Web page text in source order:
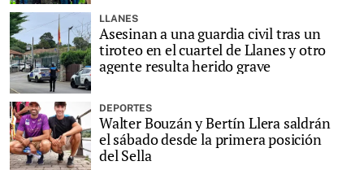
LLANES
Asesinan a una guardia civil tras un
tiroteo en el cuartel de Llanes y otro
agente resulta herido grave
DEPORTES
Walter Bouzán y Bertín Llera saldrán
el sábado desde la primera posición
del Sella